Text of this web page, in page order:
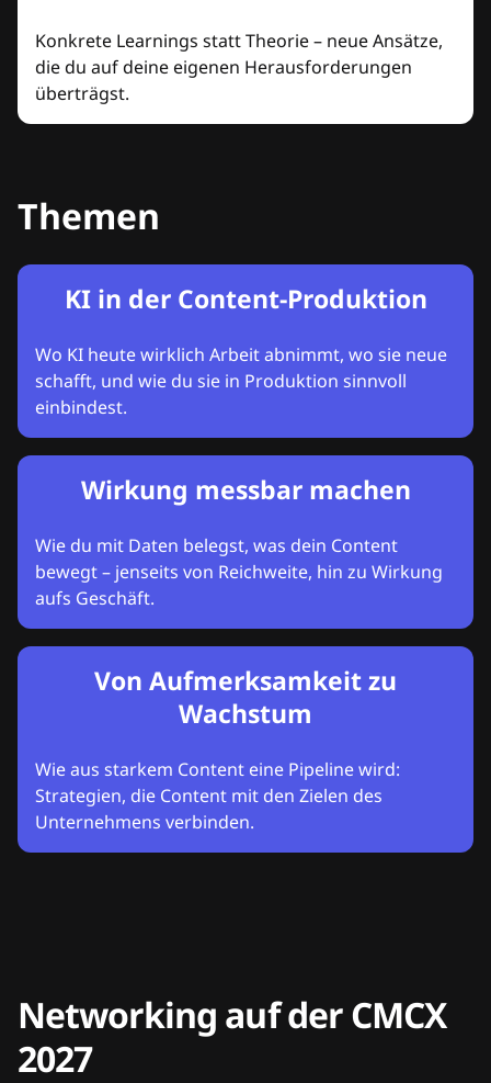
Konkrete Learnings statt Theorie – neue Ansätze,
die du auf deine eigenen Herausforderungen
überträgst.
Themen
KI in der Content-Produktion
Wo KI heute wirklich Arbeit abnimmt, wo sie neue
schafft, und wie du sie in Produktion sinnvoll
einbindest.
Wirkung messbar machen
Wie du mit Daten belegst, was dein Content
bewegt – jenseits von Reichweite, hin zu Wirkung
aufs Geschäft.
Von Aufmerksamkeit zu
Wachstum
Wie aus starkem Content eine Pipeline wird:
Strategien, die Content mit den Zielen des
Unternehmens verbinden.
Networking auf der CMCX
2027